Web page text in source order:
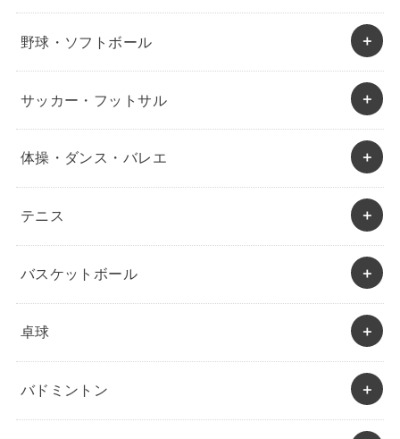
野球・ソフトボール
サッカー・フットサル
体操・ダンス・バレエ
テニス
バスケットボール
卓球
バドミントン